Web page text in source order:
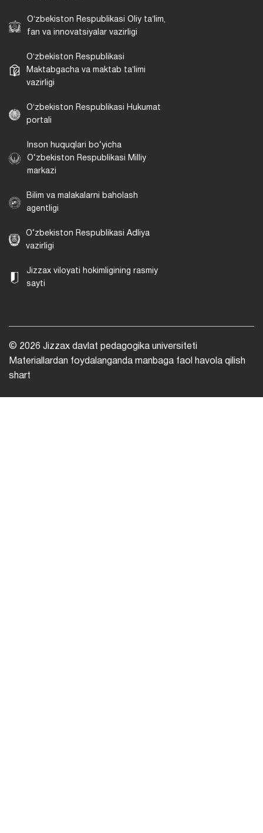
Oʻzbekiston Respublikasi Oliy taʼlim,
fan va innovatsiyalar vazirligi
Oʻzbekiston Respublikasi
Maktabgacha va maktab taʼlimi
vazirligi
Oʻzbekiston Respublikasi Hukumat
portali
Inson huquqlari bo‘yicha
O‘zbekiston Respublikasi Milliy
markazi
Bilim va malakalarni baholash
agentligi
O‘zbekiston Respublikasi Adliya
vazirligi
Jizzax viloyati hokimligining rasmiy
sayti
© 2026 Jizzax davlat pedagogika universiteti
Materiallardan foydalanganda manbaga faol havola qilish
shart